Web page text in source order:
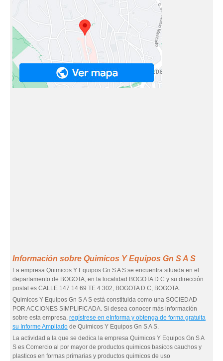
Información sobre Quimicos Y Equipos Gn S A S
La empresa Quimicos Y Equipos Gn S A S se encuentra situada en el
departamento de BOGOTA, en la localidad BOGOTA D C y su dirección
postal es CALLE 147 14 69 TE 4 302, BOGOTA D C, BOGOTA.
Quimicos Y Equipos Gn S A S está constituida como una SOCIEDAD
POR ACCIONES SIMPLIFICADA. Si desea conocer más información
sobre esta empresa, regístrese en eInforma y obtenga de forma gratuita
su Informe Ampliado de Quimicos Y Equipos Gn S A S.
La actividad a la que se dedica la empresa Quimicos Y Equipos Gn S A
S es Comercio al por mayor de productos quimicos basicos cauchos y
plasticos en formas primarias y productos quimicos de uso